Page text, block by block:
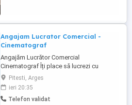
Angajam Lucrator Comercial -
Cinematograf
Angajăm Lucrător Comercial
Cinematograf Îți place să lucrezi cu
oamenii și îți dorești un loc de muncă într-
un mediu dinamic și prietenos? Alătură-te
echipei noastre! Post disponibil: Lucrător
Comercial Cinematograf Responsabilități:
Pitesti, Arges
ieri 20:35
Telefon validat